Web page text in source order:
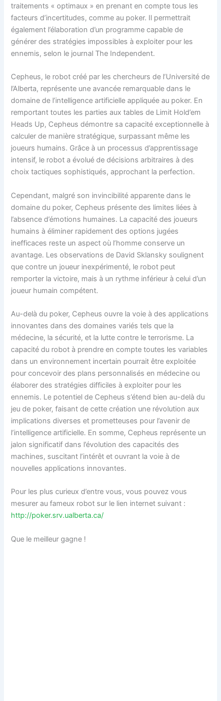
traitements « optimaux » en prenant en compte tous les
facteurs d’incertitudes, comme au poker. Il permettrait
également l’élaboration d’un programme capable de
générer des stratégies impossibles à exploiter pour les
ennemis, selon le journal The Independent.
Cepheus, le robot créé par les chercheurs de l’Université de
l’Alberta, représente une avancée remarquable dans le
domaine de l’intelligence artificielle appliquée au poker. En
remportant toutes les parties aux tables de Limit Hold’em
Heads Up, Cepheus démontre sa capacité exceptionnelle à
calculer de manière stratégique, surpassant même les
joueurs humains. Grâce à un processus d’apprentissage
intensif, le robot a évolué de décisions arbitraires à des
choix tactiques sophistiqués, approchant la perfection.
Cependant, malgré son invincibilité apparente dans le
domaine du poker, Cepheus présente des limites liées à
l’absence d’émotions humaines. La capacité des joueurs
humains à éliminer rapidement des options jugées
inefficaces reste un aspect où l’homme conserve un
avantage. Les observations de David Sklansky soulignent
que contre un joueur inexpérimenté, le robot peut
remporter la victoire, mais à un rythme inférieur à celui d’un
joueur humain compétent.
Au-delà du poker, Cepheus ouvre la voie à des applications
innovantes dans des domaines variés tels que la
médecine, la sécurité, et la lutte contre le terrorisme. La
capacité du robot à prendre en compte toutes les variables
dans un environnement incertain pourrait être exploitée
pour concevoir des plans personnalisés en médecine ou
élaborer des stratégies difficiles à exploiter pour les
ennemis. Le potentiel de Cepheus s’étend bien au-delà du
jeu de poker, faisant de cette création une révolution aux
implications diverses et prometteuses pour l’avenir de
l’intelligence artificielle. En somme, Cepheus représente un
jalon significatif dans l’évolution des capacités des
machines, suscitant l’intérêt et ouvrant la voie à de
nouvelles applications innovantes.
Pour les plus curieux d’entre vous, vous pouvez vous
mesurer au fameux robot sur le lien internet suivant :
http://poker.srv.ualberta.ca/
Que le meilleur gagne !